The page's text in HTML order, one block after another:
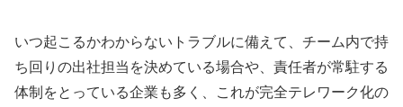
いつ起こるかわからないトラブルに備えて、チーム内で持
ち回りの出社担当を決めている場合や、責任者が常駐する
体制をとっている企業も多く、これが完全テレワーク化の